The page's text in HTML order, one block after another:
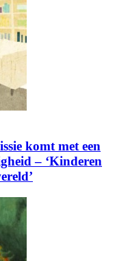
komt met een
– ‘Kinderen